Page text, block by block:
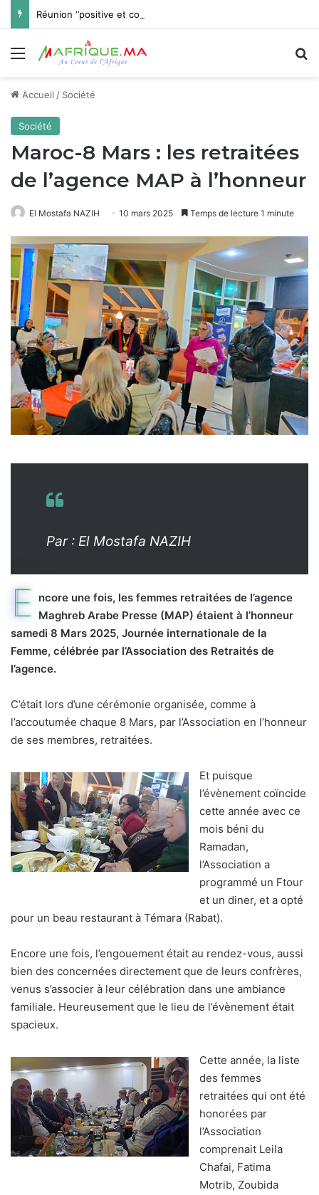
Menu
Accueil / Société
Société
Maroc-8 Mars : les retraitées
de l’agence MAP à l’honneur
El Mostafa NAZIH 10 mars 2025 Temps de lecture 1 minute
Par : El Mostafa NAZIH
E ncore une fois, les femmes retraitées de l’agence
Maghreb Arabe Presse (MAP) étaient à l’honneur
samedi 8 Mars 2025, Journée internationale de la
Femme, célébrée par l’Association des Retraités de
l’agence.
C’était lors d’une cérémonie organisée, comme à
l’accoutumée chaque 8 Mars, par l’Association en l’honneur
de ses membres, retraitées.
Et puisque
l’évènement coïncide
cette année avec ce
mois béni du
Ramadan,
l’Association a
programmé un Ftour
et un diner, et a opté
pour un beau restaurant à Témara (Rabat).
Encore une fois, l’engouement était au rendez-vous, aussi
bien des concernées directement que de leurs confrères,
venus s’associer à leur célébration dans une ambiance
familiale. Heureusement que le lieu de l’évènement était
spacieux.
Cette année, la liste
des femmes
retraitées qui ont été
honorées par
l’Association
comprenait Leila
Chafai, Fatima
Motrib, Zoubida